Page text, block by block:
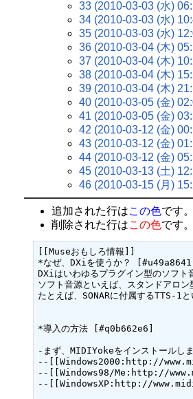
33 (2010-03-03 (水)
34 (2010-03-03 (水)
35 (2010-03-03 (水)
36 (2010-03-04 (木)
37 (2010-03-04 (木)
38 (2010-03-04 (木)
39 (2010-03-04 (木)
40 (2010-03-05 (金)
41 (2010-03-05 (金)
42 (2010-03-12 (金)
43 (2010-03-12 (金)
44 (2010-03-12 (金)
45 (2010-03-13 (土)
46 (2010-03-15 (月)
追加された行はこの色です。
削除された行はこの色です。
[[Museおもしろ情報]]
*なぜ、DXiを使うか？
DXiはいわゆるプラグイン型のソフ
ソフト音源といえば、スタンドアロ
たとえば、SONARに付属するTTS-1
*導入の方法 [#q0b662e6]
-まず、MIDIYokeをインストールし
--[[Windows2000:http://
--[[Windows98/Me:http://
--[[WindowsXP:http://